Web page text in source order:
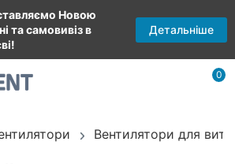
Новою
та самовивіз в
Детальніше
0
Вентилятори для